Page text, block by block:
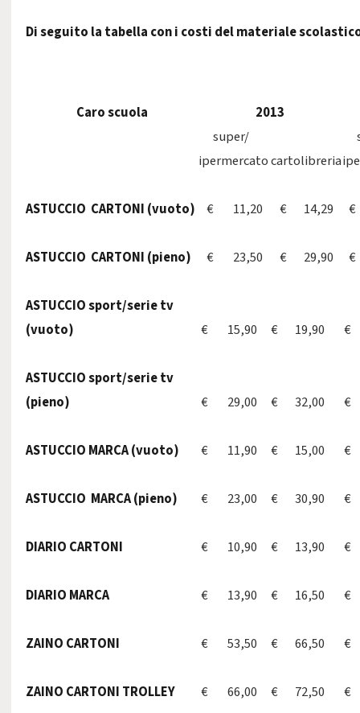
Di seguito la tabella con i costi del materiale
Caro scuola
2013
super/
ipermercatocartolibreria
ASTUCCIO CARTONI (vuoto) € 11,20 € 14,29
ASTUCCIO CARTONI (pieno) € 23,50 € 29,90
ASTUCCIO sport/serie tv
(vuoto)
€ 15,90 € 19,90 €
ASTUCCIO sport/serie tv
(pieno)
€ 29,00 € 32,00 €
ASTUCCIO MARCA (vuoto) € 11,90 € 15,00 €
ASTUCCIO MARCA (pieno) € 23,00 € 30,90 €
DIARIO CARTONI € 10,90 € 13,90 €
DIARIO MARCA € 13,90 € 16,50 €
ZAINO CARTONI € 53,50 € 66,50 €
ZAINO CARTONI TROLLEY € 66,00 € 72,50 €